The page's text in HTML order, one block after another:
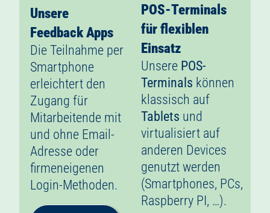
Unsere
Feedback Apps
Die Teilnahme per
Smartphone
erleichtert den
Zugang für
Mitarbeitende mit
und ohne Email-
Adresse oder
firmeneigenen
Login-Methoden.
POS-Terminals
für flexiblen
Einsatz
Unsere POS-
Terminals können
klassisch auf
Tablets und
virtualisiert auf
anderen Devices
genutzt werden
(Smartphones, PCs,
Raspberry PI, …).